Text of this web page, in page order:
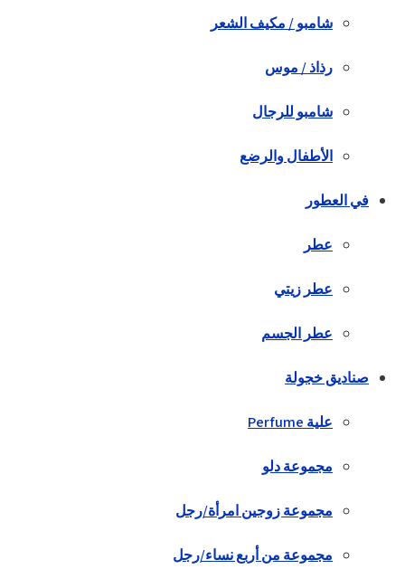
شامبو / مكيف الشعر
رذاذ / موس
شامبو للرجال
الأطفال والرضع
في العطور
عطر
عطر زيتي
عطر الجسم
صناديق خجولة
علية Perfume
مجموعة دلو
مجموعة زوجين امرأة/رجل
مجموعة من أربع نساء/رجل